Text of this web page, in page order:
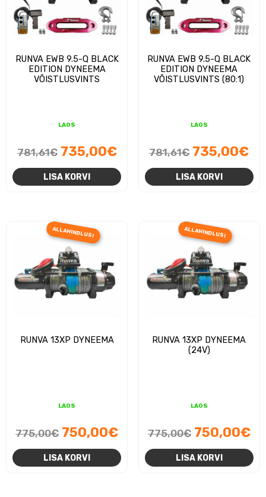
RUNVA EWB 9.5-Q BLACK
EDITION DYNEEMA
VÕISTLUSVINTS
LAOS
781,61€ Algne
hind
oli:
735,00€Praegune
hind
on:
LISA KORVI
RUNVA EWB 9.5-Q BLACK
EDITION DYNEEMA
VÕISTLUSVINTS (80:1)
LAOS
781,61€ Algne
hind
oli:
735,00€
LISA KORVI
ALLAHINDLUS!
RUNVA 13XP DYNEEMA
LAOS
775,00€ Algne
hind
oli:
750,00€Praegune
hind
LISA KORVI
ALLAHINDLUS!
RUNVA 13XP DYNEEMA
(24V)
LAOS
775,00€ Algne
hind
oli:
750,00€
LISA KORVI